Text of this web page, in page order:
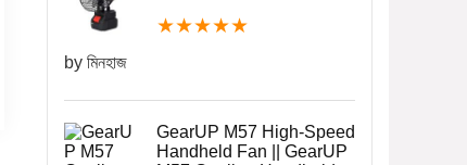
★★★★★
by মিনহাজ
GearUP M57 High-Speed
Handheld Fan || GearUP